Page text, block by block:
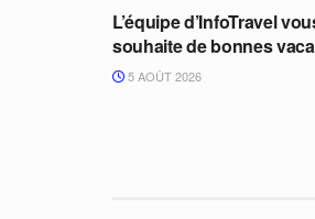
L’équipe d’InfoTravel
souhaite de bonnes
5 AOÛT 2026